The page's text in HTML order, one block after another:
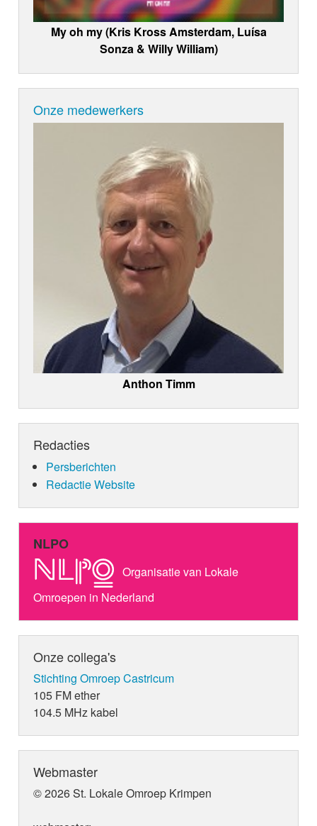
My oh my (Kris Kross Amsterdam, Luísa
Sonza & Willy William)
Onze medewerkers
Anthon Timm
Redacties
Persberichten
Redactie Website
NLPO
Organisatie van Lokale
Omroepen in Nederland
Onze collega's
Stichting Omroep Castricum
105 FM ether
104.5 MHz kabel
Webmaster
© 2026 St. Lokale Omroep Krimpen